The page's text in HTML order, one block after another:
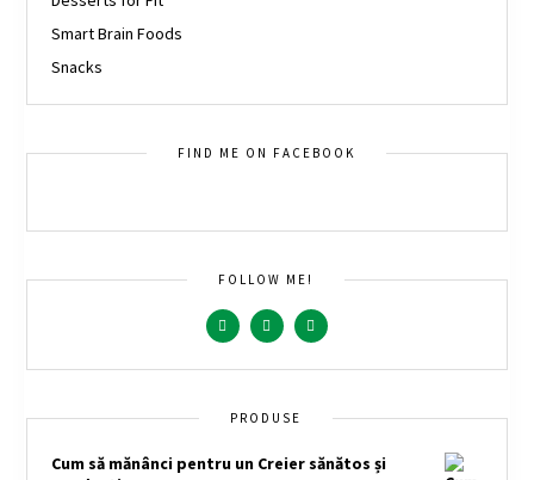
Smart Brain Foods
Snacks
FIND ME ON FACEBOOK
FOLLOW ME!
PRODUSE
Cum să mănânci pentru un Creier sănătos și